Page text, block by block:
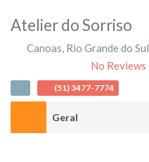
Atelier do Sorriso
Canoas, Rio Grande do Sul
No Reviews
(51) 3477-7774
Geral